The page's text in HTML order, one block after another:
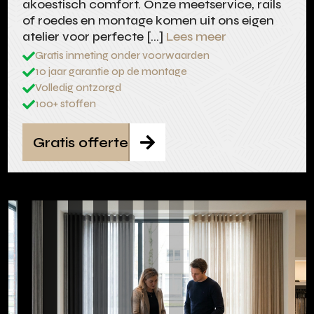
akoestisch comfort. Onze meetservice, rails
of roedes en montage komen uit ons eigen
atelier voor perfecte […] Lees meer
Gratis inmeting onder voorwaarden
10 jaar garantie op de montage
Volledig ontzorgd
100+ stoffen

Gratis offerte